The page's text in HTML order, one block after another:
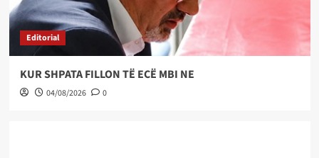
Editorial
KUR SHPATA FILLON TË ECË MBI NE
04/08/2026 0